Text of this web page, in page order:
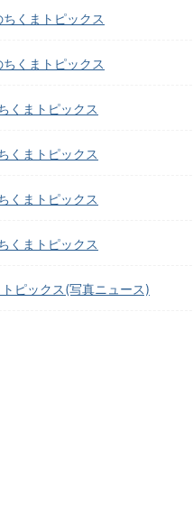
くまトピックス
くまトピックス
くまトピックス
くまトピックス
くまトピックス
くまトピックス
ピックス(写真ニュース)